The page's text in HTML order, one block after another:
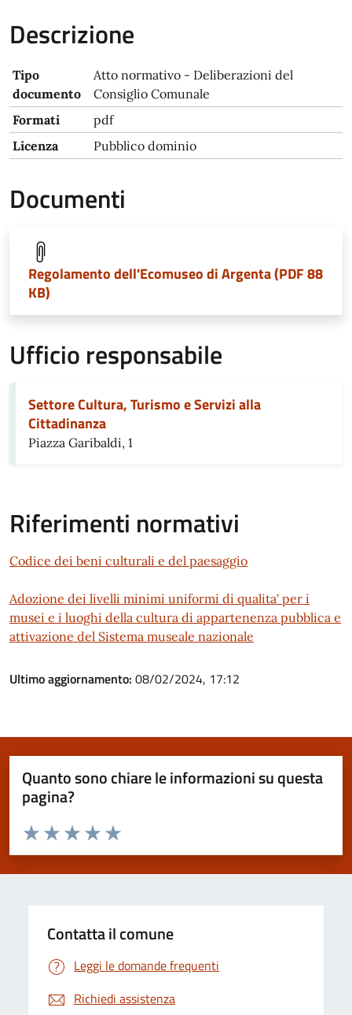
Descrizione
Tipo
documento
Atto normativo - Deliberazioni del
Consiglio Comunale
Formati
pdf
Licenza
Pubblico dominio
Documenti
Regolamento dell'Ecomuseo di Argenta (PDF 88
KB)
Ufficio responsabile
Settore Cultura, Turismo e Servizi alla
Cittadinanza
Piazza Garibaldi, 1
Riferimenti normativi
Codice dei beni culturali e del paesaggio
Adozione dei livelli minimi uniformi di qualita' per i
musei e i luoghi della cultura di appartenenza pubblica e
attivazione del Sistema museale nazionale
Ultimo aggiornamento: 08/02/2024, 17:12
Quanto sono chiare le informazioni su questa
pagina?
Valuta da 1 a 5 stelle la pagina
Valuta 5 stelle su 5
Valuta 4 stelle su 5
Valuta 3 stelle su 5
Valuta 2 stelle su 5
Valuta 1 stelle su 5
Contatta il comune
Leggi le domande frequenti
Richiedi assistenza